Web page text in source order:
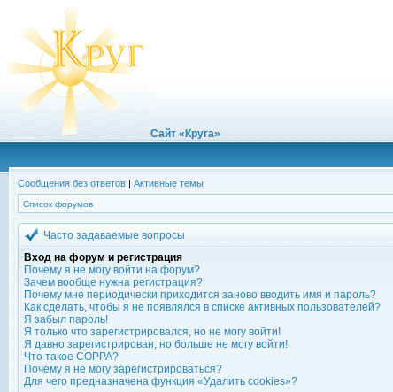
Сайт «Круга»
Сообщения без ответов | Активные темы
Список форумов
Часто задаваемые вопросы
Вход на форум и регистрация
Почему я не могу войти на форум?
Зачем вообще нужна регистрация?
Почему мне периодически приходится заново вводить имя и пароль?
Как сделать, чтобы я не появлялся в списке активных пользователей?
Я забыл пароль!
Я только что зарегистрировался, но не могу войти!
Я давно зарегистрирован, но больше не могу войти!
Что такое COPPA?
Почему я не могу зарегистрироваться?
Для чего предназначена функция «Удалить cookies»?